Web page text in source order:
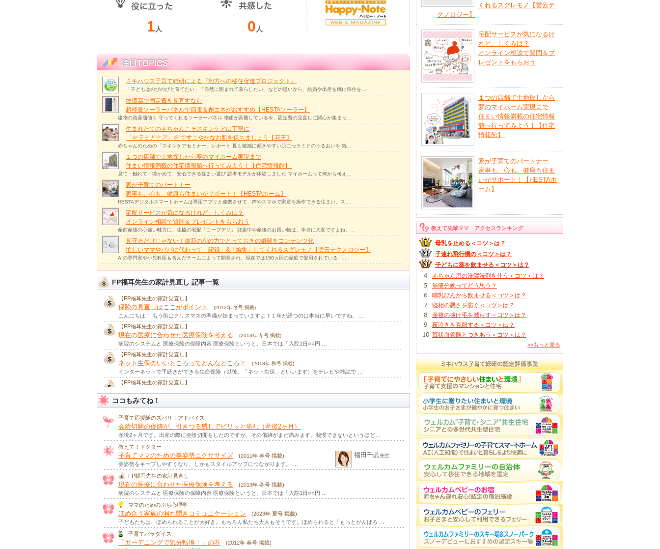
1 人 0 人
ミキハウス子育て総研による『地方への移住促進プロジェクト』
「子どもはのびのびと育てたい」「自然に囲まれて暮らしたい」などの思いから、結婚や出産を機に移住を…
物価高で固定費を見直すなら
超軽量ソーラーパネルで節電＆創エネがおすすめ【HESTAソーラー】
建物の資産価値も 守ってくれるソーラーパネル 物価が高騰している今、固定費の見直しに関心が集まっ…
生まれたての赤ちゃんこそスキンケアは丁寧に
「セラミドケア」 ※ですこやかなお肌を保ちましょう【花王】
赤ちゃんのための「スキンケアセミナー」レポート 夏も敏感に傾きやすい肌にセラミドのうるおいを 気…
１つの店舗で土地探しから夢のマイホーム実現まで
住まい情報満載の住宅情報館へ行ってみよう！【住宅情報館】
見て・触れて・確かめて、安心できる住まい選び 読者モデルが体験しました マイホームって何から考え…
家が子育てのパートナー
家事も、心も、健康も住まいがサポート！【HESTAホーム】
HESTAデジタルスマートホームは専用アプリと連携させて、声やスマホで家電を操作できる住まい。ス…
宅配サービスが気になるけれど、しくみは？
オンライン相談で質問＆プレゼントをもらおう
産前産後の心強い味方に、生協の宅配「コープデリ」 妊娠中や産後のお買い物は、本当に大変ですよね。…
見守るだけじゃない！最新のAIの力でとっておきの瞬間をコンテンツ化
忙しいママやパパに代わって「記録」&「編集」してくれるスグレモノ【雲云テクノロジー】
AIの専門家や小児科医も含んだチームによって開発され、現在では150ヵ国の家庭で愛用されている「…
FP福耳先生の家計見直し 記事一覧
【FP福耳先生の家計見直し】
保険の見直しはここがポイント (2013年 冬号 掲載)
こんにちは！ もう街はクリスマスの準備が始まっていますよ！１年が経つのは本当に早いですね。 …
【FP福耳先生の家計見直し】
現在の医療に合わせた医療保険を考える (2013年 冬号 掲載)
病院のシステムと 医療保険の保障内容 医療保険というと、日本では「入院1日○○円 …
【FP福耳先生の家計見直し】
ネット生保のいいところってどんなところ？ (2013年 秋号 掲載)
インターネットで手続きができる生命保険（以後、「ネット生保」といいます）をテレビや雑誌で …
【FP福耳先生の家計見直し】
万が一に備えてより良い保険に出合おう お子さまが産まれると、生活環境やリズムが変わって …
さまざまなリスクから導き「子どもの保険」を考える
子どもに起こる 「もしも…」を考える お子さまの保険にもさまざまな種類があります。まずは、「 …
【FP福耳先生の家計見直し】
お子さまの将来を守る「学資保険」を考える
お子さまが生まれたママ・パパがまず最初に考える「教育資金の準備法」のもっともポピュラーなもの …
【FP福耳先生の家計見直し】
家計のやりくりを振り返ってみませんか？
ご家族にとって、2012 年はどんな年でしたか？年末が近づくと「今年もこんなことがあったなぁ」と …
【FP福耳先生の家計見直し】
家族を守る医療保険を考えよう
もし、自分や家族が病気にかかったり、ケガをしたりしたら…そう考えると心配ですよね。 とくにHa …
【FP福耳先生の家計見直し】
教育費をしっかり把握！子育てにかかるお金ともらえるお金
「人生の3大出費は『子ども』『住まい』『老後』 」といわれるように、お子さまを育てるのはお金がか …
ココもみてね！
子育て応援隊のズバリ！アドバイス
会陰切開の傷跡が、引きつる感じでピリッと痛む（産後2ヶ月）
産後2ヶ月です。出産の際に会陰切開をしたのですが、その傷跡がまだ痛みます。我慢できないというほど…
教えて！ドクター
子育てママのための美姿勢エクササイズ
(2011年 春号 掲載)
美姿勢をキープしやすくなり、しかもスタイルアップにつながります。 …
福田千晶先生
FP福耳先生の家計見直し
現在の医療に合わせた医療保険を考える
(2013年 冬号 掲載)
病院のシステムと 医療保険の保障内容 医療保険というと、日本では「入院1日○○円 …
ママのためのぷち心理学
ほめ合う家族の漏れ聞きコミュニケーション
(2023年 夏号 掲載)
子どもたちは、ほめられることが大好き。もちろん私たち大人もそうです。ほめられると「もっとがんばろ …
子育てパラダイス
「ガーデニングで気分転換！」の巻
(2012年 春号 掲載)
くれるスグレモノ【雲云テ
クノロジー】
宅配サービスが気になるけ
れど、しくみは？
オンライン相談で質問＆プ
レゼントをもらおう
１つの店舗で土地探しから
夢のマイホーム実現まで
住まい情報満載の住宅情報
館へ行ってみよう！【住宅
情報館】
家が子育てのパートナー
家事も、心も、健康も住ま
いがサポート！【HESTAホ
ーム】
教えて先輩ママ アクセスランキング
母乳を止める＜コツ＞は？
子連れ飛行機の＜コツ＞は？
子どもに薬を飲ませる＜コツ＞は？
赤ちゃん用の洗濯洗剤を使う＜コツ＞は？
無痛分娩ってどう思う？
哺乳びんから飲ませる＜コツ＞は？
寝相の悪さを防ぐ＜コツ＞は？
産後の抜け毛を減らす＜コツ＞は？
夜泣きを克服する＜コツ＞は？
苺状血管腫とつきあう＜コツ＞は？
>>もっと見る